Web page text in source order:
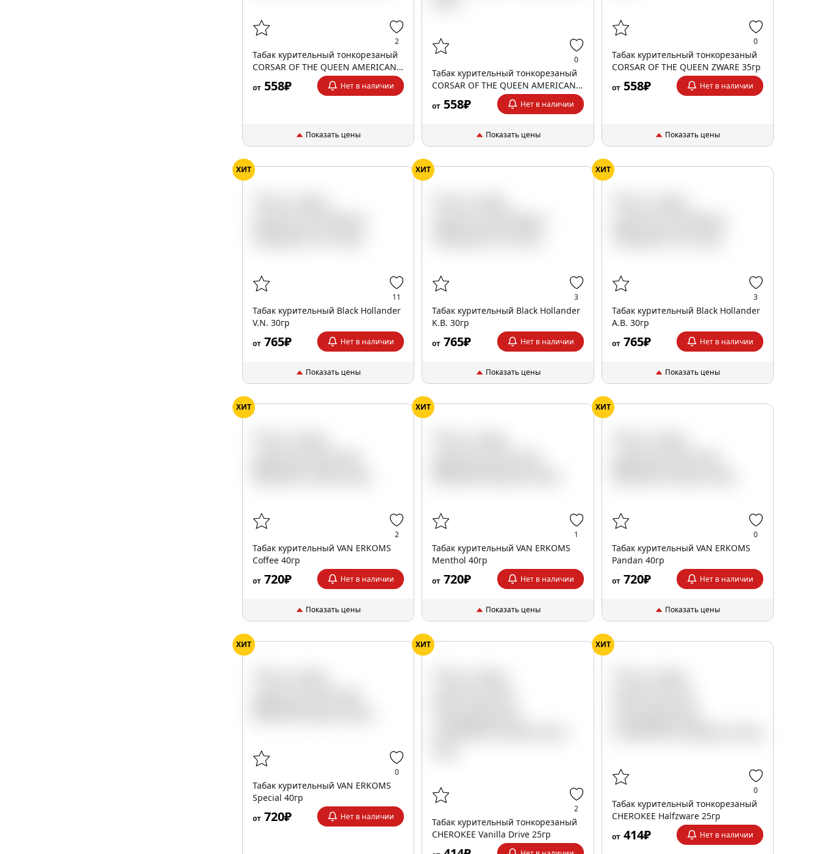
2
Табак курительный тонкорезаный
CORSAR OF THE QUEEN AMERICAN
BLEND TENNESSEE 35гр
от 558₽ Нет в наличии
Показать цены
0
Табак курительный тонкорезаный
CORSAR OF THE QUEEN AMERICAN
BLEND NORTH CAROLINA 35гр
от 558₽ Нет в наличии
Показать цены
0
Табак курительный тонкорезаный
CORSAR OF THE QUEEN ZWARE 35гр
от558₽ Нет в наличии
Показать цены
ХИТ
11
Табак курительный Black Hollander
V.N. 30гр
от 765₽ Нет в наличии
Показать цены
ХИТ
3
Табак курительный Black Hollander
K.B. 30гр
от 765₽ Нет в наличии
Показать цены
ХИТ
3
Табак курительный Black Hollander
A.B. 30гр
от765₽ Нет в наличии
Показать цены
ХИТ
2
Табак курительный VAN ERKOMS
Coffee 40гр
от 720₽ Нет в наличии
Показать цены
ХИТ
1
Табак курительный VAN ERKOMS
Menthol 40гр
от 720₽ Нет в наличии
Показать цены
ХИТ
0
Табак курительный VAN ERKOMS
Pandan 40гр
от720₽ Нет в наличии
Показать цены
ХИТ
0
Табак курительный VAN ERKOMS
Special 40гр
от 720₽ Нет в наличии
ХИТ
2
Табак курительный тонкорезаный
CHEROKEE Vanilla Drive 25гр
ХИТ
0
Табак курительный тонкорезаный
CHEROKEE Halfzware 25гр
от414₽ Нет в наличии